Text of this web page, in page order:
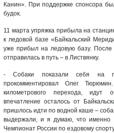
Канин». При поддержке спонсора
будок.
11 марта упряжка прибыла на
к ледовой базе «Байкальский
уже прибыл на ледовую базу. После
отправилась в путь – в Листвянку.
- Собаки показали себя на
прокомментировал Олег
километрового перехода, идут
впечатление осталось от
пришлось идти по водной каше –
выдержали, и я думаю, что именно
Чемпионат России по ездовому